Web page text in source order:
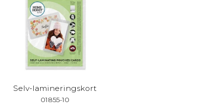
Selv-lamineringskort
01855-10